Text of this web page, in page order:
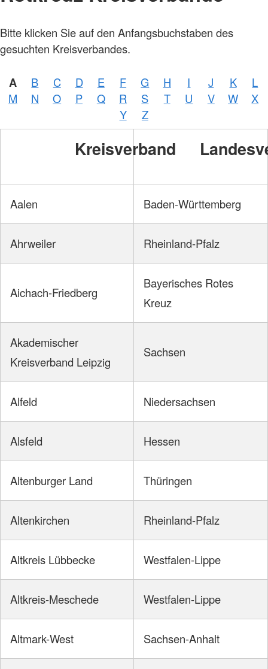
Bitte klicken Sie auf den Anfangsbuchstaben des
gesuchten Kreisverbandes.
A B C D E F G H I J K
L
M
N O P Q R S T U V W
X
Y
Z
Kreisverband
Aalen Baden-Württemberg
Ahrweiler Rheinland-Pfalz
Aichach-Friedberg
Bayerisches Rotes
Kreuz
Akademischer
Kreisverband Leipzig
Sachsen
Alfeld Niedersachsen
Alsfeld Hessen
Altenburger Land Thüringen
Altenkirchen Rheinland-Pfalz
Altkreis Lübbecke Westfalen-Lippe
Altkreis-Meschede Westfalen-Lippe
Altmark-West Sachsen-Anhalt